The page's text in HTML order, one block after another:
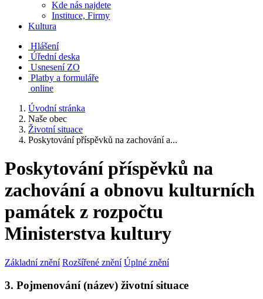
Kde nás najdete
Instituce, Firmy
Kultura
Hlášení
Úřední deska
Usnesení ZO
Platby a formuláře
online
Úvodní stránka
Naše obec
Životní situace
Poskytování příspěvků na zachování a...
Poskytování příspěvků na
zachování a obnovu kulturních
památek z rozpočtu
Ministerstva kultury
Základní znění Rozšířené znění Úplné znění
3. Pojmenování (název) životní situace